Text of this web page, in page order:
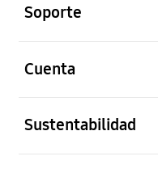
Soporte
Cuenta
Sustentabilidad